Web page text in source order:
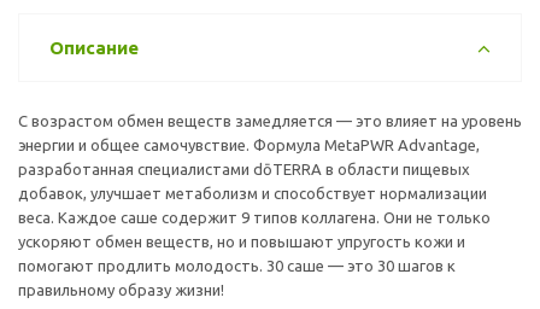
Описание
С возрастом обмен веществ замедляется — это влияет на уровень
энергии и общее самочувствие. Формула MetaPWR Advantage,
разработанная специалистами dōTERRA в области пищевых
добавок, улучшает метаболизм и способствует нормализации
веса. Каждое саше содержит 9 типов коллагена. Они не только
ускоряют обмен веществ, но и повышают упругость кожи и
помогают продлить молодость. 30 саше — это 30 шагов к
правильному образу жизни!